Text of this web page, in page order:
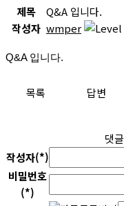
제목 Q&A 입니다.
작성자 wmper
Q&A 입니다.
목록 답변
댓글
작성자(*)
비밀번호
(*)